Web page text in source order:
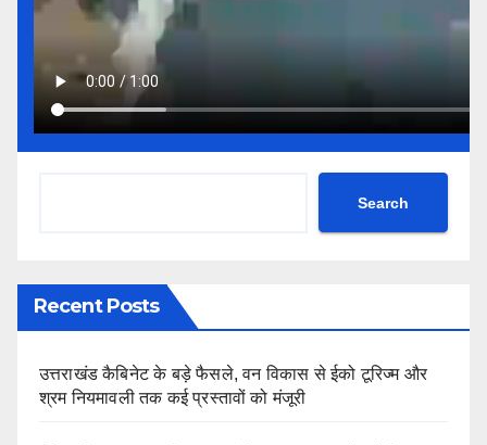
Search
Recent Posts
उत्तराखंड कैबिनेट के बड़े फैसले, वन विकास से ईको टूरिज्म और
श्रम नियमावली तक कई प्रस्तावों को मंजूरी